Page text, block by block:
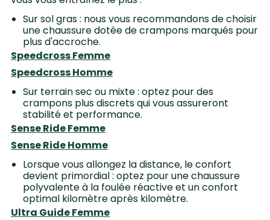
Sur sol gras : nous vous recommandons de choisir
une chaussure dotée de crampons marqués pour
plus d'accroche.
Speedcross Femme
Speedcross Homme
Sur terrain sec ou mixte : optez pour des
crampons plus discrets qui vous assureront
stabilité et performance.
Sense Ride Femme
Sense Ride Homme
Lorsque vous allongez la distance, le confort
devient primordial : optez pour une chaussure
polyvalente à la foulée réactive et un confort
optimal kilomètre après kilomètre.
Ultra Guide Femme